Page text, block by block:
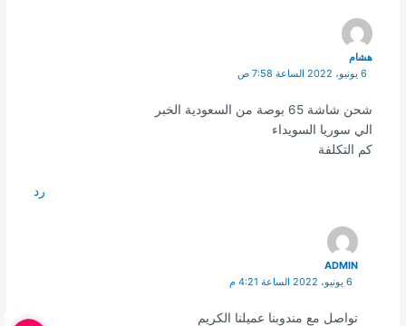
هشام
6 يونيو، 2022 الساعة 7:58 ص
شحن شاشة 65 بوصة من السعودية الخبر
الي سوريا السويداء
كم التكلفة
رد
ADMIN
6 يونيو، 2022 الساعة 4:21 م
تواصل مع مندوبنا عميلنا الكريم